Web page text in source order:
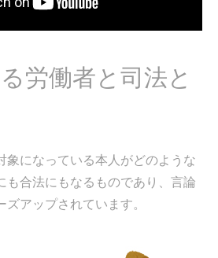
労働者と司法と
象になっている本人がどのような
も合法にもなるものであり、言論
アップされています。